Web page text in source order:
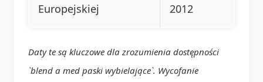
Europejskiej 2012
Daty te są kluczowe dla zrozumienia dostępności
`blend a med paski wybielające`. Wycofanie